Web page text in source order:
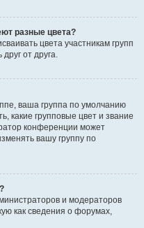
разные цвета?
цвета участникам групп
от друга.
ваша группа по умолчанию
какие групповые цвет и звание
конференции может
вашу группу по
и модераторов
как сведения о форумах,